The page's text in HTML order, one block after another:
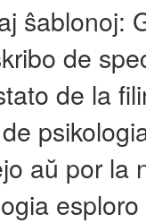
ŝablonoj:
de
de la
aŭ por la